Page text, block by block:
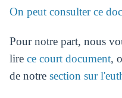
On peut consulter ce
Pour notre part, nous
lire ce court document,
de notre section sur